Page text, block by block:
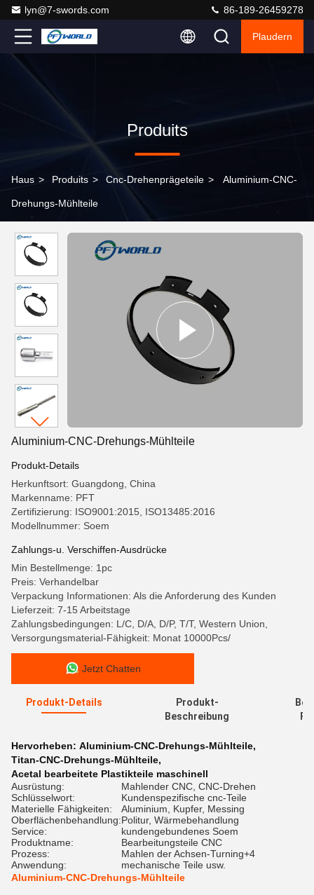
lyn@7-swords.com 86-189-26459278
Plaudern
Produits
Haus > Produits > Cnc-Drehenprägeteile > Aluminium-CNC-
Drehungs-Mühlteile
Aluminium-CNC-Drehungs-Mühlteile
Produkt-Details
Herkunftsort: Guangdong, China
Markenname: PFT
Zertifizierung: ISO9001:2015, ISO13485:2016
Modellnummer: Soem
Zahlungs-u. Verschiffen-Ausdrücke
Min Bestellmenge: 1pc
Preis: Verhandelbar
Verpackung Informationen: Als die Anforderung des Kunden
Lieferzeit: 7-15 Arbeitstage
Zahlungsbedingungen: L/C, D/A, D/P, T/T, Western Union,
Versorgungsmaterial-Fähigkeit: Monat 10000Pcs/
Jetzt Chatten
Produkt-Details
Produkt-
Beschreibung
Hervorheben: Aluminium-CNC-Drehungs-Mühlteile,
Titan-CNC-Drehungs-Mühlteile,
Acetal bearbeitete Plastikteile maschinell
Ausrüstung:
Mahlender CNC, CNC-Drehen
Schlüsselwort:
Kundenspezifische cnc-Teile
Materielle Fähigkeiten:
Aluminium, Kupfer, Messing
Oberflächenbehandlung:Politur, Wärmebehandlung
Service:
kundengebundenes Soem
Produktname:
Bearbeitungsteile CNC
Prozess:
Mahlen der Achsen-Turning+4
Anwendung:
mechanische Teile usw.
Aluminium-CNC-Drehungs-Mühlteile